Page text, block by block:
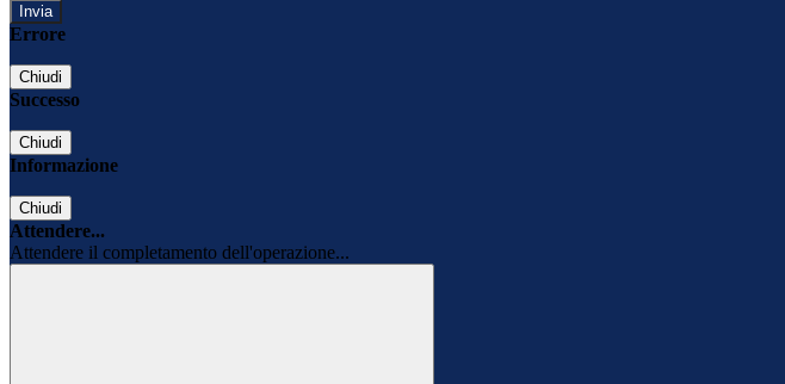
Errore
Chiudi
Successo
Chiudi
Informazione
Chiudi
Attendere...
Attendere il completamento dell'operazione...